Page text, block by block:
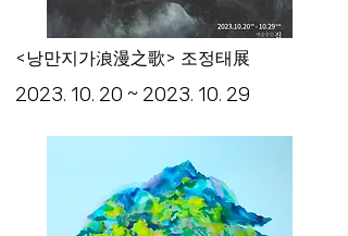
<낭만지가浪漫之歌> 조정태展
2023. 10. 20 ~ 2023. 10. 29